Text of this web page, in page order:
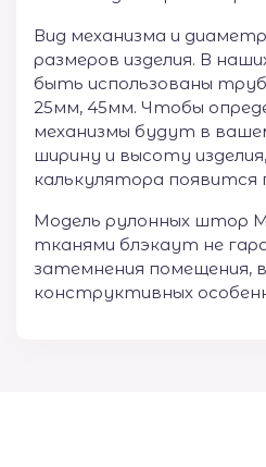
Вид механизма и
размеров изделия. В
быть использованы
25мм, 45мм. Чтобы
механизмы будут в
ширину и высоту
калькулятора появится
Модель рулонных штор
тканями блэкаут не
затемнения помещения,
конструктивных